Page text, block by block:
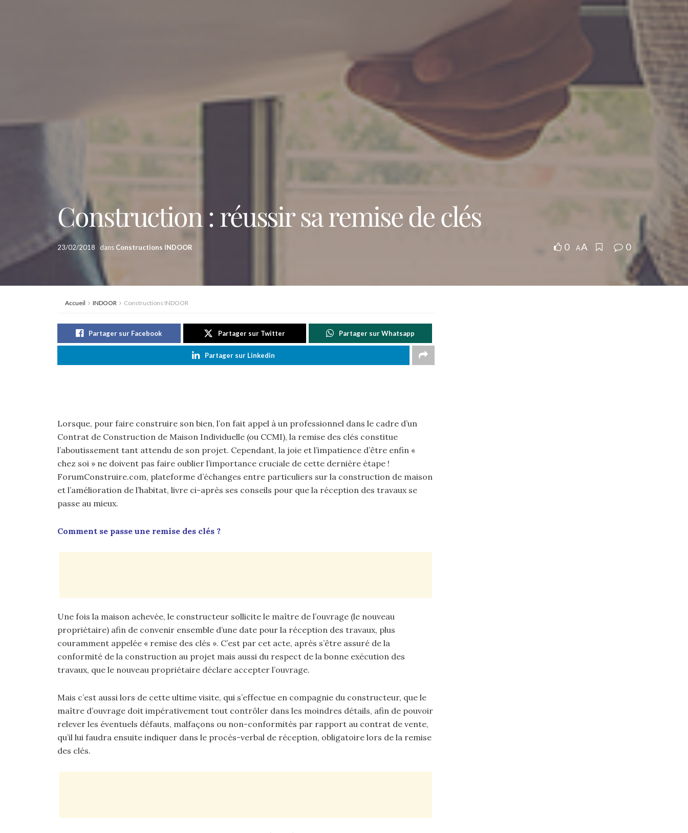
Construction : réussir sa remise de clés
23/02/2018 dans Constructions INDOOR 0 AA 0
Accueil INDOOR Constructions INDOOR
Partager sur Facebook Partager sur Twitter Partager sur Whatsapp
Partager sur Linkedin
Lorsque, pour faire construire son bien, l’on fait appel à un professionnel dans le cadre d’un
Contrat de Construction de Maison Individuelle (ou CCMI), la remise des clés constitue
l’aboutissement tant attendu de son projet. Cependant, la joie et l’impatience d’être enfin «
chez soi » ne doivent pas faire oublier l’importance cruciale de cette dernière étape !
ForumConstruire.com, plateforme d’échanges entre particuliers sur la construction de maison
et l’amélioration de l’habitat, livre ci-après ses conseils pour que la réception des travaux se
passe au mieux.
Comment se passe une remise des clés ?
Une fois la maison achevée, le constructeur sollicite le maître de l’ouvrage (le nouveau
propriétaire) afin de convenir ensemble d’une date pour la réception des travaux, plus
couramment appelée « remise des clés ». C’est par cet acte, après s’être assuré de la
conformité de la construction au projet mais aussi du respect de la bonne exécution des
travaux, que le nouveau propriétaire déclare accepter l’ouvrage.
Mais c’est aussi lors de cette ultime visite, qui s’effectue en compagnie du constructeur, que le
maître d’ouvrage doit impérativement tout contrôler dans les moindres détails, afin de pouvoir
relever les éventuels défauts, malfaçons ou non-conformités par rapport au contrat de vente,
qu’il lui faudra ensuite indiquer dans le procès-verbal de réception, obligatoire lors de la remise
des clés.